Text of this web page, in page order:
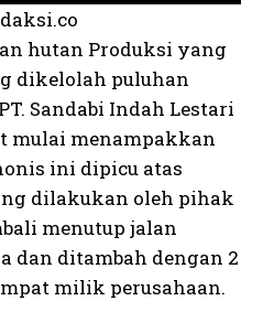
hutan Produksi yang
dikelolah puluhan
Sandabi Indah Lestari
mulai menampakkan
ini dipicu atas
dilakukan oleh pihak
menutup jalan
dan ditambah dengan 2
milik perusahaan.